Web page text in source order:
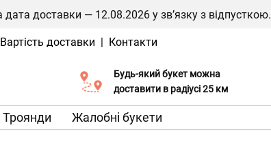
доставки — 12.08.2026 у зв’язку з відпусткою.
Вартість доставки | Контакти
Будь-який букет можна
доставити в радіусі 25 км
Послуга Click & Collect
Троянди Жалобні букети